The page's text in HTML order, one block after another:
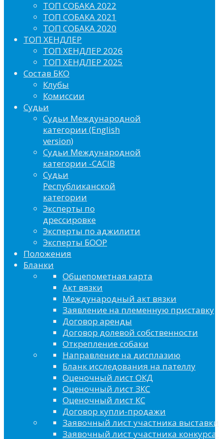
ТОП СОБАКА 2022
ТОП СОБАКА 2021
ТОП СОБАКА 2020
ТОП ХЕНДЛЕР
ТОП ХЕНДЛЕР 2026
ТОП ХЕНДЛЕР 2025
Состав БКО
Клубы
Комиссии
Судьи
Судьи Международной
категории (English
version)
Судьи Международной
категории -CACIB
Судьи
Республиканской
категории
Эксперты по
дрессировке
Эксперты по аджилити
Эксперты БООР
Положения
Бланки
Общепометная карта
Акт вязки
Международный акт вязки
Заявление на племенную приставку
Договор аренды
Договор долевой собственности
Открепление собаки
Направление на дисплазию
Бланк исследования на пателлу
Оценочный лист ОКД
Оценочный лист ЗКС
Оценочный лист КС
Договор купли-продажи
Заявочный лист участника выставки
Заявочный лист участника конкурса